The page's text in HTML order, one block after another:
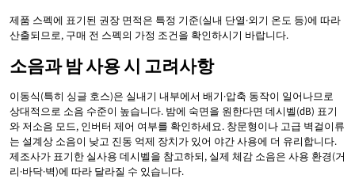
제품 스펙에 표기된 권장 면적은 특정 기준(실내 단열·외기 온도 등)에 따라
산출되므로, 구매 전 스펙의 가정 조건을 확인하시기 바랍니다.
소음과 밤 사용 시 고려사항
이동식(특히 싱글 호스)은 실내기 내부에서 배기·압축 동작이 일어나므로
상대적으로 소음 수준이 높습니다. 밤에 숙면을 원한다면 데시벨(dB) 표기
와 저소음 모드, 인버터 제어 여부를 확인하세요. 창문형이나 고급 벽걸이류
는 설계상 소음이 낮고 진동 억제 장치가 있어 야간 사용에 더 유리합니다.
제조사가 표기한 실사용 데시벨을 참고하되, 실제 체감 소음은 사용 환경(거
리·바닥·벽)에 따라 달라질 수 있습니다.